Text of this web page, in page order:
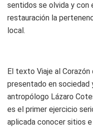
sentidos se olvida y con
restauración la
local.
El texto Viaje al
presentado en sociedad
antropólogo Lázaro
es el primer ejercicio
aplicada conocer sitios